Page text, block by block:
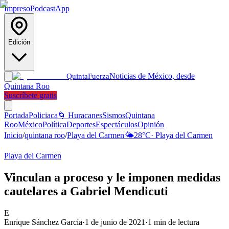
ImpresoPodcastApp
Edición
QuintaFuerzaNoticias de México, desde
Quintana Roo
Suscríbete gratis
PortadaPoliciaca 🌀 HuracanesSismosQuintana
RooMéxicoPolíticaDeportesEspectáculosOpinión
Inicio/quintana roo/Playa del Carmen🌤️28°C· Playa del Carmen
Playa del Carmen
Vinculan a proceso y le imponen medidas
cautelares a Gabriel Mendicuti
E
Enrique Sánchez García·1 de junio de 2021 ·1 min de lectura